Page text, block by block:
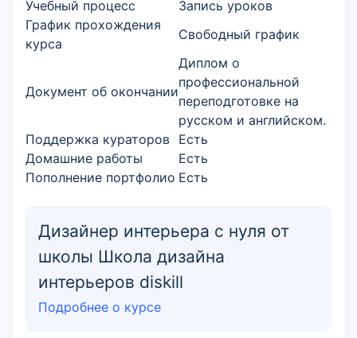
Учебный процесс
Запись уроков
График прохождения
курса
Свободный график
Документ об окончании
Диплом о
профессиональной
переподготовке на
русском и английском.
Поддержка кураторов Есть
Домашние работы
Есть
Пополнение портфолио Есть
Дизайнер интерьера с нуля от
школы Школа дизайна
интерьеров diskill
Подробнее о курсе